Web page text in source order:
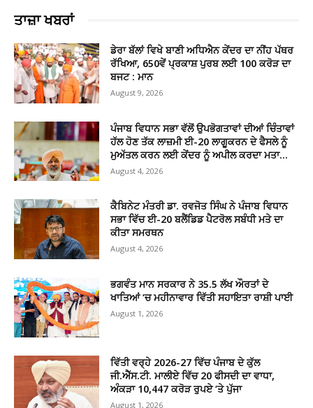
ਤਾਜ਼ਾ ਖਬਰਾਂ
ਡੇਰਾ ਬੱਲਾਂ ਵਿਖੇ ਬਾਣੀ ਅਧਿਐਨ ਕੇਂਦਰ ਦਾ ਨੀਂਹ ਪੱਥਰ
ਰੱਖਿਆ, 650ਵੇਂ ਪ੍ਰਕਾਸ਼ ਪੁਰਬ ਲਈ 100 ਕਰੋੜ ਦਾ
ਬਜਟ : ਮਾਨ
August 9, 2026
ਪੰਜਾਬ ਵਿਧਾਨ ਸਭਾ ਵੱਲੋਂ ਉਪਭੋਗਤਾਵਾਂ ਦੀਆਂ ਚਿੰਤਾਵਾਂ
ਹੱਲ ਹੋਣ ਤੱਕ ਲਾਜ਼ਮੀ ਈ-20 ਲਾਗੂਕਰਨ ਦੇ ਫੈਸਲੇ ਨੂੰ
ਮੁਅੱਤਲ ਕਰਨ ਲਈ ਕੇਂਦਰ ਨੂੰ ਅਪੀਲ ਕਰਦਾ ਮਤਾ...
August 4, 2026
ਕੈਬਿਨੇਟ ਮੰਤਰੀ ਡਾ. ਰਵਜੋਤ ਸਿੰਘ ਨੇ ਪੰਜਾਬ ਵਿਧਾਨ
ਸਭਾ ਵਿੱਚ ਈ-20 ਬਲੈਂਡਿਡ ਪੈਟਰੋਲ ਸਬੰਧੀ ਮਤੇ ਦਾ
ਕੀਤਾ ਸਮਰਥਨ
August 4, 2026
ਭਗਵੰਤ ਮਾਨ ਸਰਕਾਰ ਨੇ 35.5 ਲੱਖ ਔਰਤਾਂ ਦੇ
ਖਾਤਿਆਂ ‘ਚ ਮਹੀਨਾਵਾਰ ਵਿੱਤੀ ਸਹਾਇਤਾ ਰਾਸ਼ੀ ਪਾਈ
August 1, 2026
ਵਿੱਤੀ ਵਰ੍ਹੇ 2026-27 ਵਿੱਚ ਪੰਜਾਬ ਦੇ ਕੁੱਲ
ਜੀ.ਐੱਸ.ਟੀ. ਮਾਲੀਏ ਵਿੱਚ 20 ਫੀਸਦੀ ਦਾ ਵਾਧਾ,
ਅੰਕੜਾ 10,447 ਕਰੋੜ ਰੁਪਏ ‘ਤੇ ਪੁੱਜਾ
August 1, 2026